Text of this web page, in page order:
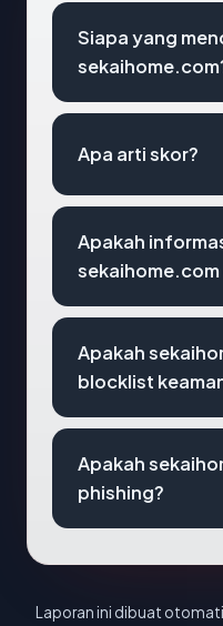
Siapa yang
Apa arti skor?
Apakah
Apakah
blocklist
Apakah
phishing?
Laporan ini dibuat